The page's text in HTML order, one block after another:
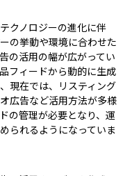
クノロジーの進化に伴
の挙動や環境に合わせた
の活用の幅が広がってい
フィードから動的に生成
現在では、リスティング
広告など活用方法が多様
の管理が必要となり、運
られるようになっていま